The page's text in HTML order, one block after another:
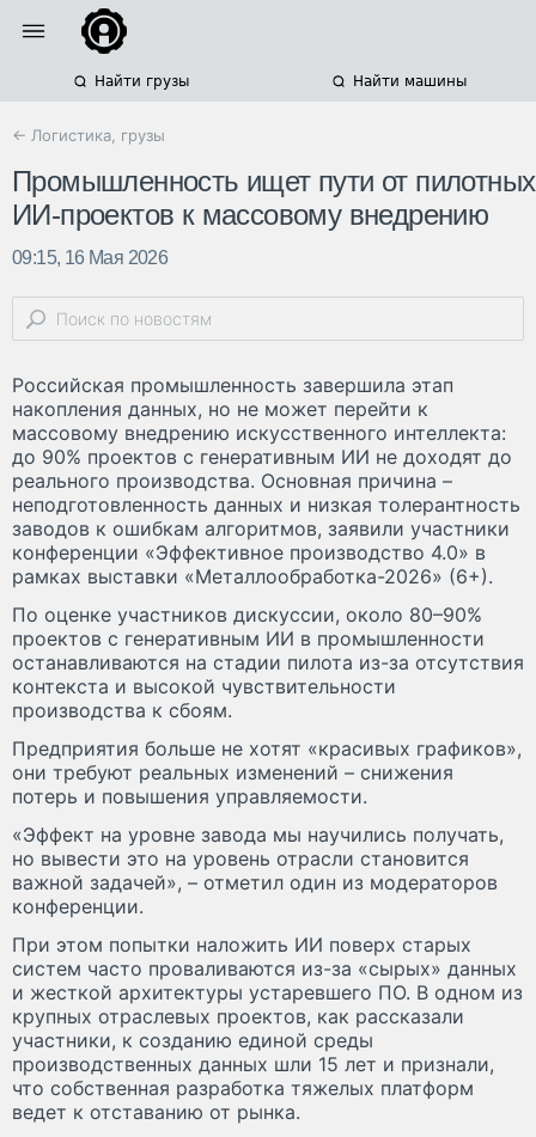
Найти грузы Найти машины
← Логистика, грузы
Промышленность ищет пути от пилотных
ИИ-проектов к массовому внедрению
09:15, 16 Мая 2026
Российская промышленность завершила этап
накопления данных, но не может перейти к
массовому внедрению искусственного интеллекта:
до 90% проектов с генеративным ИИ не доходят до
реального производства. Основная причина –
неподготовленность данных и низкая толерантность
заводов к ошибкам алгоритмов, заявили участники
конференции «Эффективное производство 4.0» в
рамках выставки «Металлообработка-2026» (6+).
По оценке участников дискуссии, около 80–90%
проектов с генеративным ИИ в промышленности
останавливаются на стадии пилота из-за отсутствия
контекста и высокой чувствительности
производства к сбоям.
Предприятия больше не хотят «красивых графиков»,
они требуют реальных изменений – снижения
потерь и повышения управляемости.
«Эффект на уровне завода мы научились получать,
но вывести это на уровень отрасли становится
важной задачей», – отметил один из модераторов
конференции.
При этом попытки наложить ИИ поверх старых
систем часто проваливаются из-за «сырых» данных
и жесткой архитектуры устаревшего ПО. В одном из
крупных отраслевых проектов, как рассказали
участники, к созданию единой среды
производственных данных шли 15 лет и признали,
что собственная разработка тяжелых платформ
ведет к отставанию от рынка.